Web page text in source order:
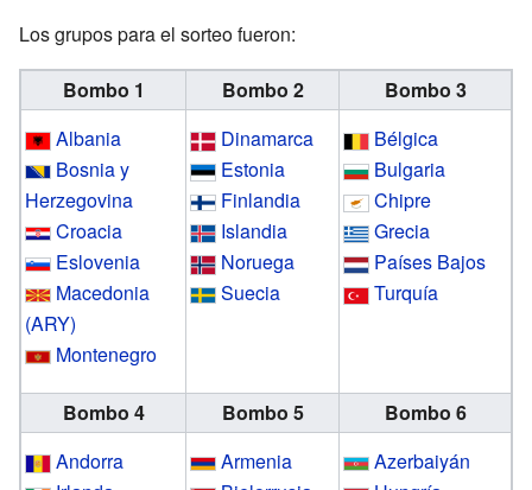
Los grupos para el sorteo fueron:
Bombo 1 Bombo 2
Bombo 3
Albania
Bosnia y
Herzegovina
Croacia
Eslovenia
Macedonia
(ARY)
Montenegro
Dinamarca
Estonia
Finlandia
Islandia
Noruega
Suecia
Bélgica
Bulgaria
Chipre
Grecia
Países Bajos
Turquía
Bombo 4 Bombo 5
Bombo 6
Andorra
Armenia
Azerbaiyán